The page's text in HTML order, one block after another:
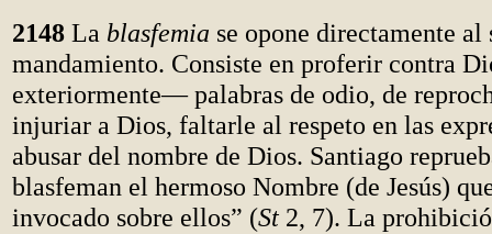
2148 La blasfemia se opone directamente al
mandamiento. Consiste en proferir contra
exteriormente— palabras de odio, de
injuriar a Dios, faltarle al respeto en las
abusar del nombre de Dios. Santiago
blasfeman el hermoso Nombre (de Jesús)
invocado sobre ellos” (St 2, 7). La